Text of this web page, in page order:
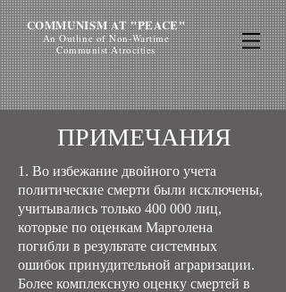
COMMUNISM AT "PEACE"
An Outline of Non-Wartime
Communist Atrocities
ПРИМЕЧАНИЯ
1. Во избежание двойного учета
политические смерти были исключены,
учитывались только 400 000 лиц,
которые по оценкам Марголена
погибли в результате системных
ошибок принудительной аграризации.
Более комплексную оценку смертей в